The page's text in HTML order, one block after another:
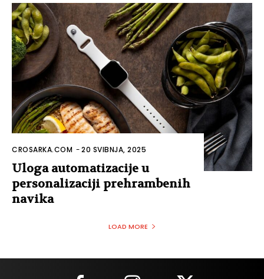
CROSARKA.COM -20 SVIBNJA, 2025
Uloga automatizacije u
personalizaciji prehrambenih
navika
LOAD MORE